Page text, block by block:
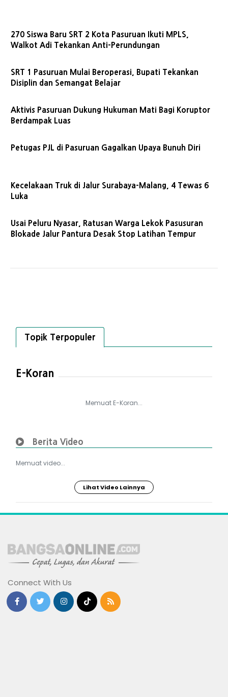
270 Siswa Baru SRT 2 Kota Pasuruan Ikuti MPLS,
Walkot Adi Tekankan Anti-Perundungan
SRT 1 Pasuruan Mulai Beroperasi, Bupati Tekankan
Disiplin dan Semangat Belajar
Aktivis Pasuruan Dukung Hukuman Mati Bagi Koruptor
Berdampak Luas
Petugas PJL di Pasuruan Gagalkan Upaya Bunuh Diri
Kecelakaan Truk di Jalur Surabaya-Malang, 4 Tewas 6
Luka
Usai Peluru Nyasar, Ratusan Warga Lekok Pasusuran
Blokade Jalur Pantura Desak Stop Latihan Tempur
Topik Terpopuler
E-Koran
Memuat E-Koran...
Berita Video
Memuat video...
Lihat Video Lainnya
Connect With Us